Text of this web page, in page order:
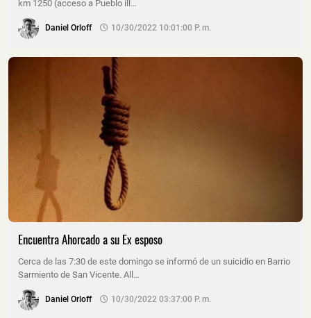
km 1250 (acceso a Pueblo ill…
Daniel Orloff 10/30/2022 10:01:00 P. M.
Encuentra Ahorcado a su Ex esposo
Cerca de las 7:30 de este domingo se informó de un suicidio en Barrio
Sarmiento de San Vicente. All…
Daniel Orloff 10/30/2022 03:37:00 P. M.